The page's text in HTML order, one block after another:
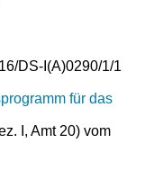
1/1
für das
I, Amt 20) vom